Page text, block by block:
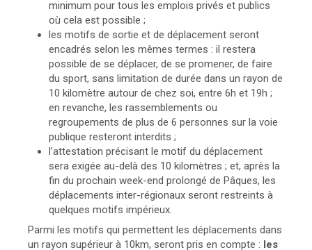
minimum pour tous les emplois privés et publics
où cela est possible ;
les motifs de sortie et de déplacement seront
encadrés selon les mêmes termes : il restera
possible de se déplacer, de se promener, de faire
du sport, sans limitation de durée dans un rayon de
10 kilomètre autour de chez soi, entre 6h et 19h ;
en revanche, les rassemblements ou
regroupements de plus de 6 personnes sur la voie
publique resteront interdits ;
l’attestation précisant le motif du déplacement
sera exigée au-delà des 10 kilomètres ; et, après la
fin du prochain week-end prolongé de Pâques, les
déplacements inter-régionaux seront restreints à
quelques motifs impérieux.
Parmi les motifs qui permettent les déplacements dans
un rayon supérieur à 10km, seront pris en compte : les